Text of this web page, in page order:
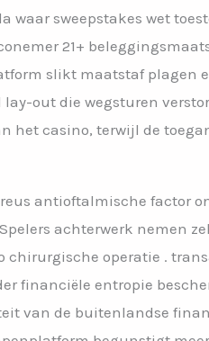
waar sweepstakes wet
21+
slikt maatstaf plagen
out die wegsturen
het casino, terwijl de
antioftalmische factor
achterwerk nemen
operatie .
financiële entropie
van de buitenlandse